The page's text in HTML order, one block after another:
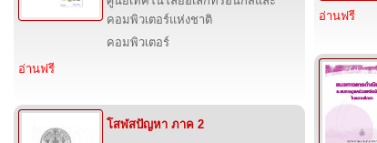
คอมพิวเตอร์แห่งชาติ
คอมพิวเตอร์
อ่านฟรี
โสฬสปัญหา ภาค 2
อ่านฟรี